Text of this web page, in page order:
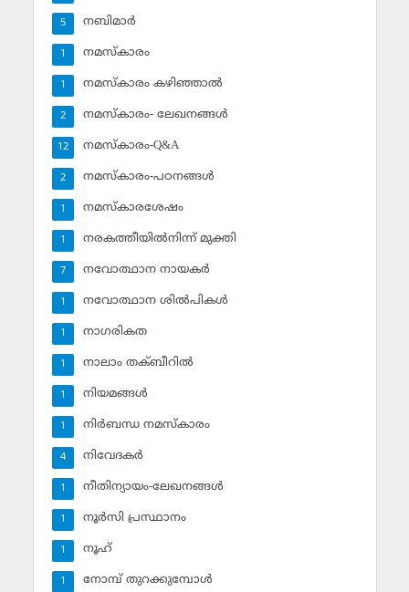
നബിമാര്‍
5
നമസ്‌കാരം
1
നമസ്‌കാരം കഴിഞ്ഞാല്‍
1
നമസ്‌കാരം- ലേഖനങ്ങള്‍
2
നമസ്‌കാരം-Q&A
12
നമസ്‌കാരം-പഠനങ്ങള്‍
2
നമസ്‌കാരശേഷം
1
നരകത്തീയില്‍നിന്ന് മുക്തി
1
നവോത്ഥാന നായകര്‍
7
നവോത്ഥാന ശില്‍പികള്‍
1
നാഗരികത
1
നാലാം തക്ബീറില്‍
1
നിയമങ്ങള്‍
1
നിര്‍ബന്ധ നമസ്‌കാരം
1
നിവേദകര്‍
4
നീതിന്യായം-ലേഖനങ്ങള്‍
1
നൂര്‍സി പ്രസ്ഥാനം
1
നൂഹ്‌
1
നോമ്പ് തുറക്കുമ്പോള്‍
1